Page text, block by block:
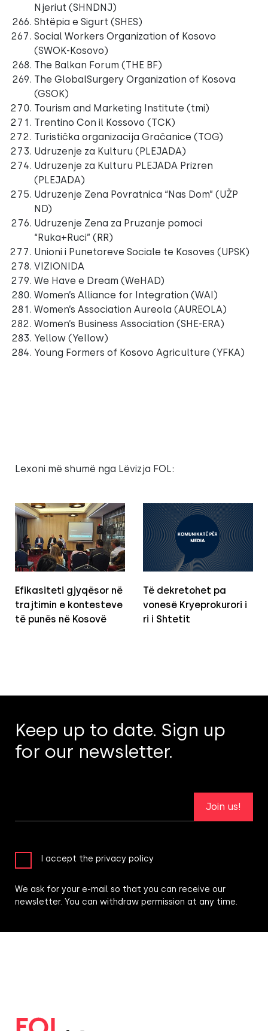
Njeriut (SHNDNJ)
Shtëpia e Sigurt (SHES)
Social Workers Organization of Kosovo
(SWOK-Kosovo)
The Balkan Forum (THE BF)
The GlobalSurgery Organization of Kosova
(GSOK)
Tourism and Marketing Institute (tmi)
Trentino Con il Kossovo (TCK)
Turistička organizacija Gračanice (TOG)
Udruzenje za Kulturu (PLEJADA)
Udruzenje za Kulturu PLEJADA Prizren
(PLEJADA)
Udruzenje Zena Povratnica “Nas Dom” (UŽP
ND)
Udruzenje Zena za Pruzanje pomoci
“Ruka+Ruci” (RR)
Unioni i Punetoreve Sociale te Kosoves (UPSK)
VIZIONIDA
We Have e Dream (WeHAD)
Women’s Alliance for Integration (WAI)
Women’s Association Aureola (AUREOLA)
Women’s Business Association (SHE-ERA)
Yellow (Yellow)
Young Formers of Kosovo Agriculture (YFKA)
Lexoni më shumë nga Lëvizja FOL:
Efikasiteti gjyqësor në
trajtimin e kontesteve
të punës në Kosovë
Të dekretohet pa
vonesë Kryeprokurori i
ri i Shtetit
Keep up to date. Sign up
for our newsletter.
Join us!
I accept the privacy policy
We ask for your e-mail so that you can receive our
newsletter. You can withdraw permission at any time.